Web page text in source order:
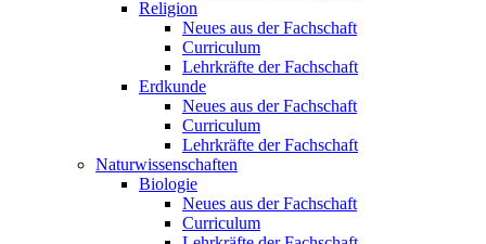
Religion
Neues aus der Fachschaft
Curriculum
Lehrkräfte der Fachschaft
Erdkunde
Neues aus der Fachschaft
Curriculum
Lehrkräfte der Fachschaft
Naturwissenschaften
Biologie
Neues aus der Fachschaft
Curriculum